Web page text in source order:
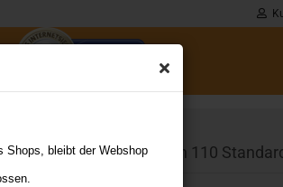
Shops, bleibt der Webshop
Passwort
AmeriDarts
Ameri-Thon 110